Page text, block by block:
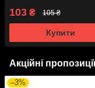
103 ₴ 105 ₴
Купити
Акційні
–3%